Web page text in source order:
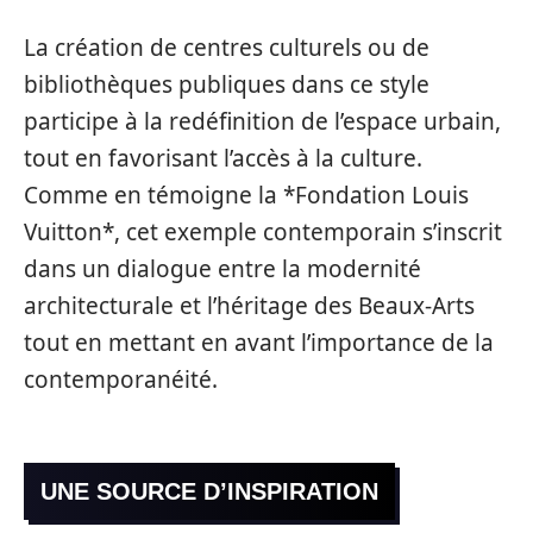
La création de centres culturels ou de
bibliothèques publiques dans ce style
participe à la redéfinition de l’espace urbain,
tout en favorisant l’accès à la culture.
Comme en témoigne la *Fondation Louis
Vuitton*, cet exemple contemporain s’inscrit
dans un dialogue entre la modernité
architecturale et l’héritage des Beaux-Arts
tout en mettant en avant l’importance de la
contemporanéité.
UNE SOURCE D’INSPIRATION